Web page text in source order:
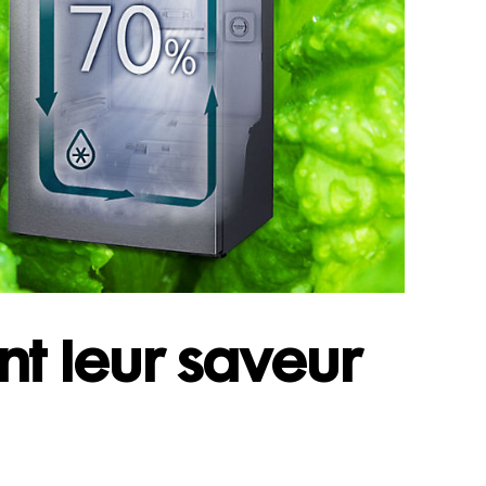
leur saveur